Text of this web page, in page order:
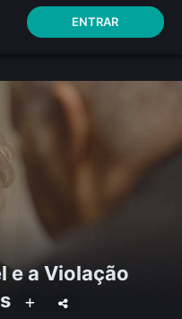
ENTRAR
e a Violação